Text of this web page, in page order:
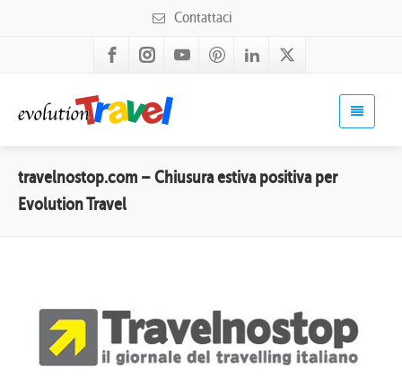
Contattaci
travelnostop.com – Chiusura estiva positiva per
Evolution Travel